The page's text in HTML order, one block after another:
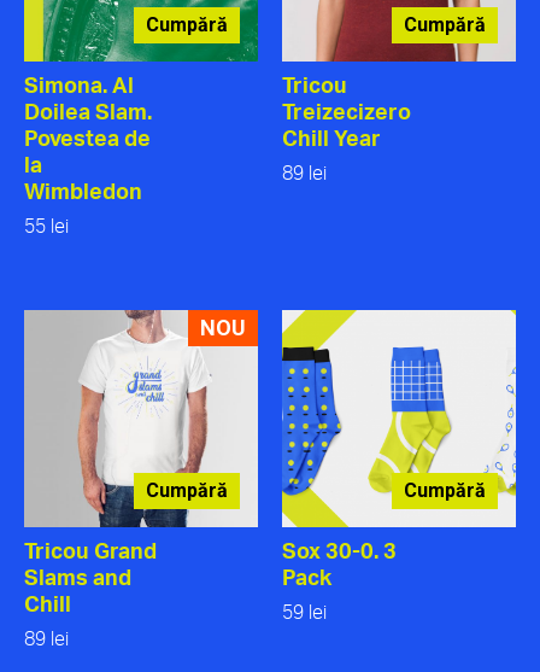
Cumpără
Simona. Al
Doilea Slam.
Povestea de
la
Wimbledon
55 lei
Cumpără
Tricou
Treizecizero
Chill Year
89 lei
NOU
Cumpără
Tricou Grand
Slams and
Chill
89 lei
Cumpără
Sox 30-0. 3
Pack
59 lei